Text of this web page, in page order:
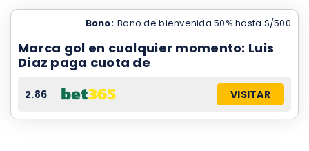
Bono: Bono de bienvenida 50% hasta S/500
Marca gol en cualquier momento: Luis
Díaz paga cuota de
2.86 VISITAR